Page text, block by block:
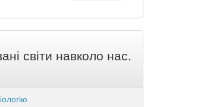
світи навколо нас.